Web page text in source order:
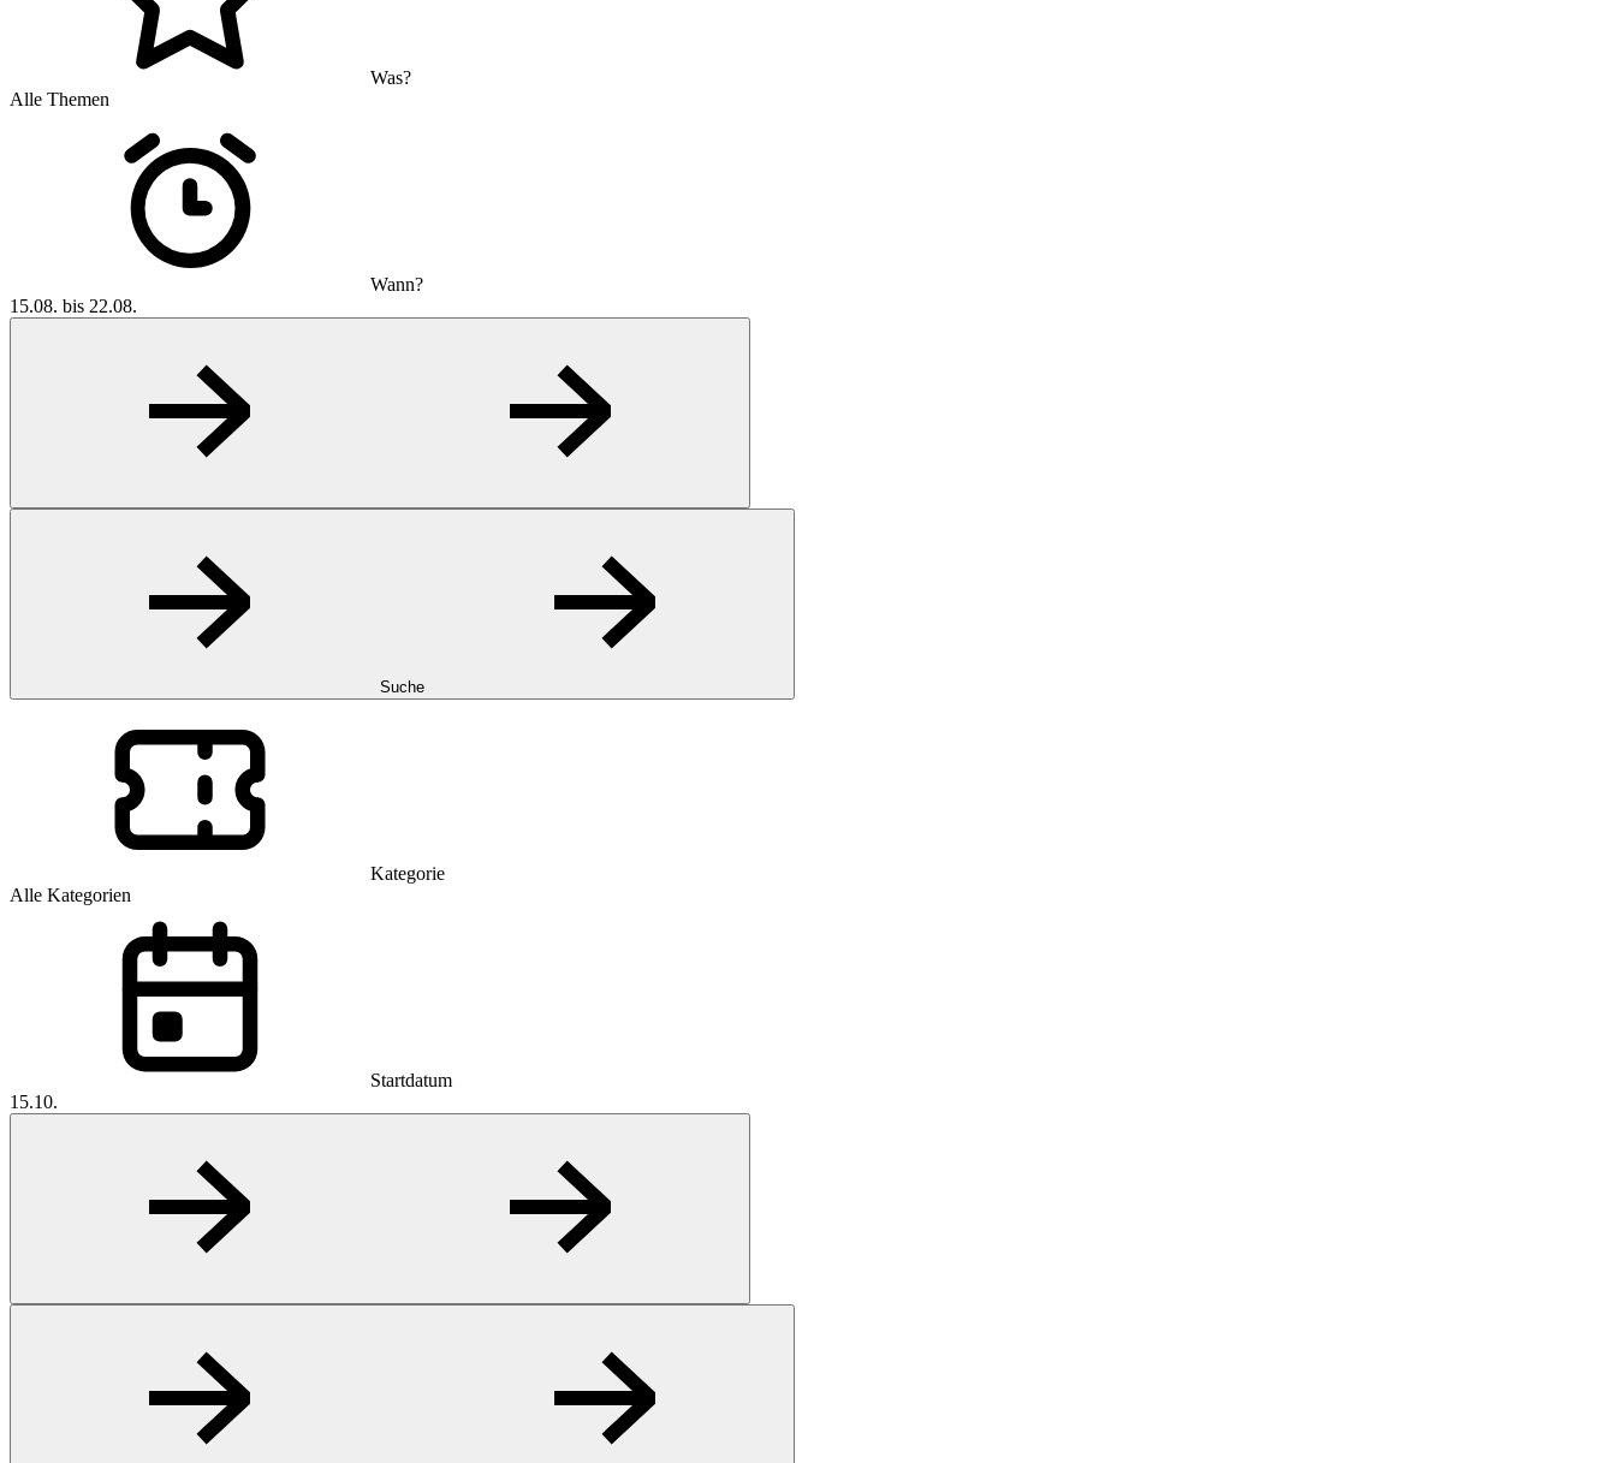
Was?
Alle Themen
Wann?
15.08. bis 22.08.
Suche
Kategorie
Alle Kategorien
Startdatum
15.10.